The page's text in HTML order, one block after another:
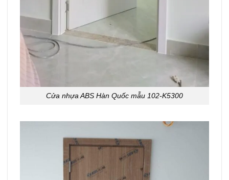
Cửa nhựa ABS Hàn Quốc mẫu 102-K5300